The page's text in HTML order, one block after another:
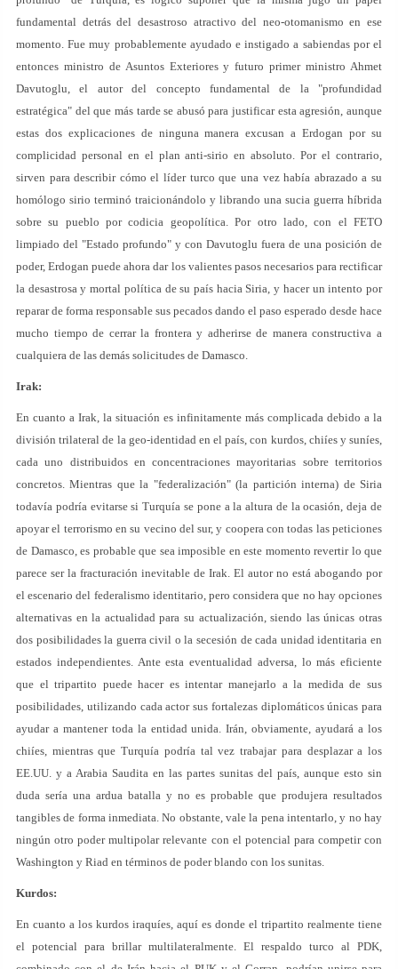
fundamental detrás del desastroso atractivo del neo-otomanismo en ese
momento. Fue muy probablemente ayudado e instigado a sabiendas por el
entonces ministro de Asuntos Exteriores y futuro primer ministro Ahmet
Davutoglu, el autor del concepto fundamental de la "profundidad
estratégica" del que más tarde se abusó para justificar esta agresión, aunque
estas dos explicaciones de ninguna manera excusan a Erdogan por su
complicidad personal en el plan anti-sirio en absoluto. Por el contrario,
sirven para describir cómo el líder turco que una vez había abrazado a su
homólogo sirio terminó traicionándolo y librando una sucia guerra híbrida
sobre su pueblo por codicia geopolítica. Por otro lado, con el FETO
limpiado del "Estado profundo" y con Davutoglu fuera de una posición de
poder, Erdogan puede ahora dar los valientes pasos necesarios para rectificar
la desastrosa y mortal política de su país hacia Siria, y hacer un intento por
reparar de forma responsable sus pecados dando el paso esperado desde hace
mucho tiempo de cerrar la frontera y adherirse de manera constructiva a
cualquiera de las demás solicitudes de Damasco.
Irak:
En cuanto a Irak, la situación es infinitamente más complicada debido a la
división trilateral de la geo-identidad en el país, con kurdos, chiíes y suníes,
cada uno distribuidos en concentraciones mayoritarias sobre territorios
concretos. Mientras que la "federalización" (la partición interna) de Siria
todavía podría evitarse si Turquía se pone a la altura de la ocasión, deja de
apoyar el terrorismo en su vecino del sur, y coopera con todas las peticiones
de Damasco, es probable que sea imposible en este momento revertir lo que
parece ser la fracturación inevitable de Irak. El autor no está abogando por
el escenario del federalismo identitario, pero considera que no hay opciones
alternativas en la actualidad para su actualización, siendo las únicas otras
dos posibilidades la guerra civil o la secesión de cada unidad identitaria en
estados independientes. Ante esta eventualidad adversa, lo más eficiente
que el tripartito puede hacer es intentar manejarlo a la medida de sus
posibilidades, utilizando cada actor sus fortalezas diplomáticos únicas para
ayudar a mantener toda la entidad unida. Irán, obviamente, ayudará a los
chiíes, mientras que Turquía podría tal vez trabajar para desplazar a los
EE.UU. y a Arabia Saudita en las partes sunitas del país, aunque esto sin
duda sería una ardua batalla y no es probable que produjera resultados
tangibles de forma inmediata. No obstante, vale la pena intentarlo, y no hay
ningún otro poder multipolar relevante con el potencial para competir con
Washington y Riad en términos de poder blando con los sunitas.
Kurdos:
En cuanto a los kurdos iraquíes, aquí es donde el tripartito realmente tiene
el potencial para brillar multilateralmente. El respaldo turco al PDK,